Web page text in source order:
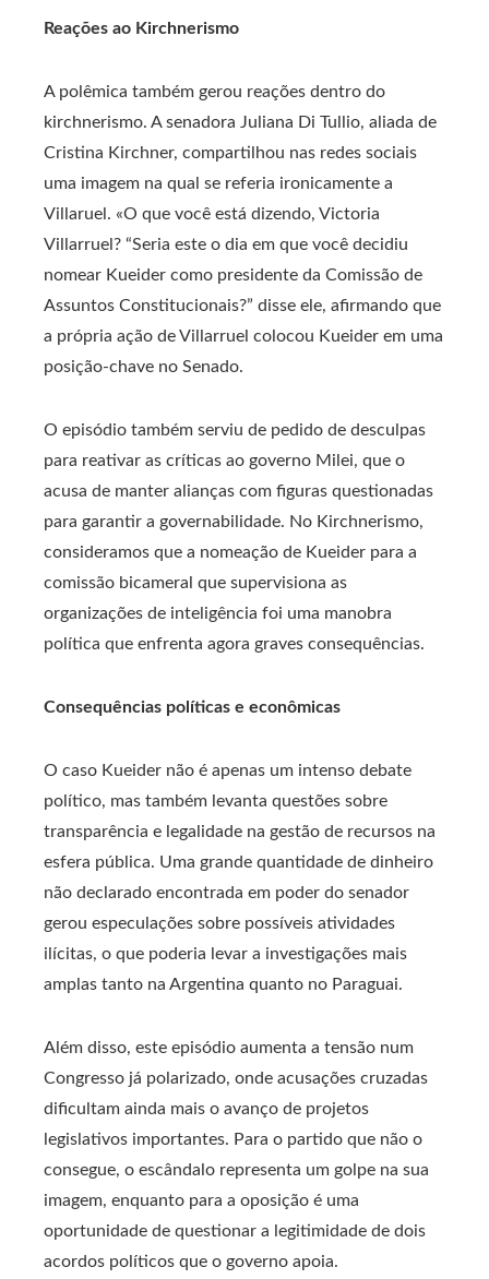
Reações ao Kirchnerismo
A polêmica também gerou reações dentro do
kirchnerismo. A senadora Juliana Di Tullio, aliada de
Cristina Kirchner, compartilhou nas redes sociais
uma imagem na qual se referia ironicamente a
Villaruel. «O que você está dizendo, Victoria
Villarruel? “Seria este o dia em que você decidiu
nomear Kueider como presidente da Comissão de
Assuntos Constitucionais?” disse ele, afirmando que
a própria ação de Villarruel colocou Kueider em uma
posição-chave no Senado.
O episódio também serviu de pedido de desculpas
para reativar as críticas ao governo Milei, que o
acusa de manter alianças com figuras questionadas
para garantir a governabilidade. No Kirchnerismo,
consideramos que a nomeação de Kueider para a
comissão bicameral que supervisiona as
organizações de inteligência foi uma manobra
política que enfrenta agora graves consequências.
Consequências políticas e econômicas
O caso Kueider não é apenas um intenso debate
político, mas também levanta questões sobre
transparência e legalidade na gestão de recursos na
esfera pública. Uma grande quantidade de dinheiro
não declarado encontrada em poder do senador
gerou especulações sobre possíveis atividades
ilícitas, o que poderia levar a investigações mais
amplas tanto na Argentina quanto no Paraguai.
Além disso, este episódio aumenta a tensão num
Congresso já polarizado, onde acusações cruzadas
dificultam ainda mais o avanço de projetos
legislativos importantes. Para o partido que não o
consegue, o escândalo representa um golpe na sua
imagem, enquanto para a oposição é uma
oportunidade de questionar a legitimidade de dois
acordos políticos que o governo apoia.